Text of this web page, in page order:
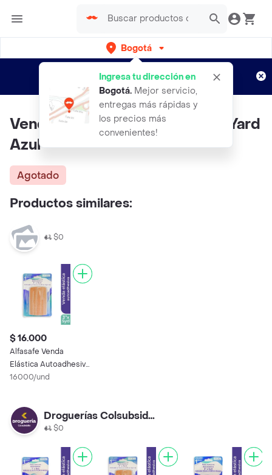
Bogotá
Ingresa tu dirección en
Bogotá. Mejor servicio,
entregas más rápidas y
los precios más
convenientes!
envíos gratis por semanas
Aplican TyC
Venda Elastica Cohesiva 2 X 5 Yard
Azul
Agotado
Productos similares:
$0
$ 16.000
Alfasafe Venda
Elástica Autoadhesiva
3 x 5 Yardas
16000/und
Droguerías Colsubsidio
$0